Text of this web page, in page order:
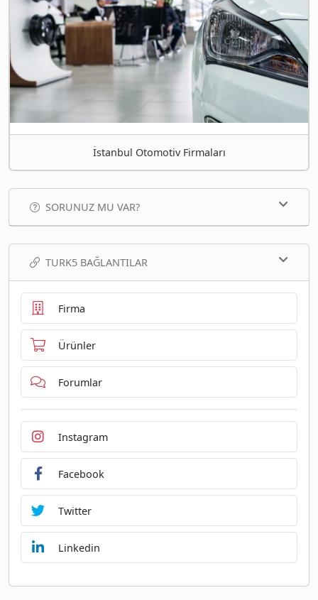
İstanbul Otomotiv Firmaları
SORUNUZ MU VAR?
TURK5 BAĞLANTILAR
Firma
Ürünler
Forumlar
Instagram
Facebook
Twitter
Linkedin